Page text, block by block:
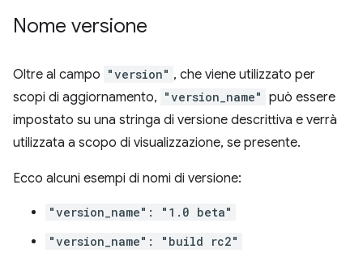
Nome versione
Oltre al campo "version" , che viene utilizzato per
scopi di aggiornamento, "version_name" può essere
impostato su una stringa di versione descrittiva e verrà
utilizzata a scopo di visualizzazione, se presente.
Ecco alcuni esempi di nomi di versione:
"version_name": "1.0 beta"
"version_name": "build rc2"